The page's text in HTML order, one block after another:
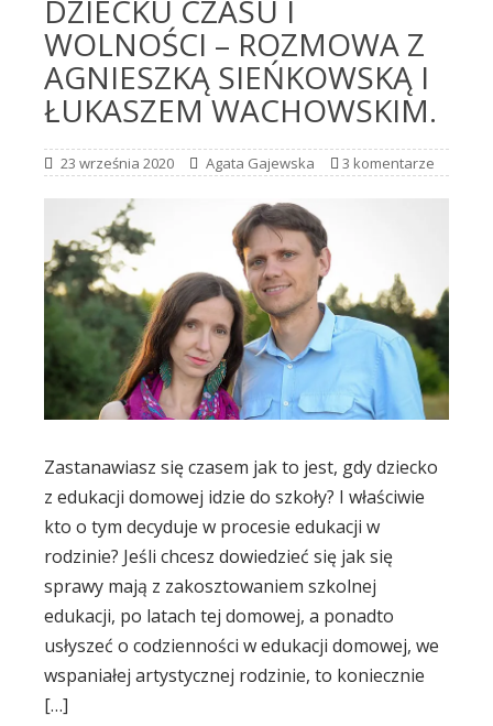
DZIECKU CZASU I
WOLNOŚCI – ROZMOWA Z
AGNIESZKĄ SIEŃKOWSKĄ I
ŁUKASZEM WACHOWSKIM.
23 września 2020 Agata Gajewska 3 komentarze
Zastanawiasz się czasem jak to jest, gdy dziecko
z edukacji domowej idzie do szkoły? I właściwie
kto o tym decyduje w procesie edukacji w
rodzinie? Jeśli chcesz dowiedzieć się jak się
sprawy mają z zakosztowaniem szkolnej
edukacji, po latach tej domowej, a ponadto
usłyszeć o codzienności w edukacji domowej, we
wspaniałej artystycznej rodzinie, to koniecznie
[…]